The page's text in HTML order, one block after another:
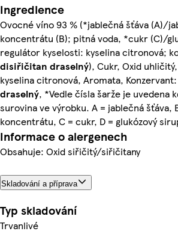
Ingredience
Ovocné víno 93 % (*jablečná šťáva (A)/
koncentrátu (B); pitná voda, *cukr (C)/
regulátor kyselosti: kyselina citronová;
disiřičitan draselný), Cukr, Oxid
kyselina citronová, Aromata, Konzervant:
draselný, *Vedle čísla šarže je uvedena
surovina ve výrobku. A = jablečná šťáva,
koncentrátu, C = cukr, D = glukózový
Informace o alergenech
Obsahuje: Oxid siřičitý/siřičitany
Skladování a příprava
Typ skladování
Trvanlivé